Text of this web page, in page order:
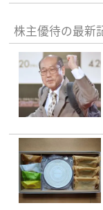
株主優待の最新